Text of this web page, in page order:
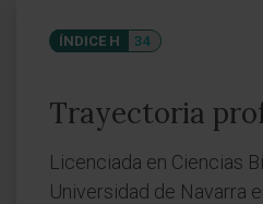
ÍNDICE H 34
Trayectoria
Licenciada en Ciencias
Universidad de Navarra